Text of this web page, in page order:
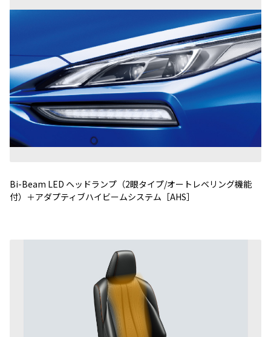
Bi-Beam LED ヘッドランプ（2眼タイプ/オートレベリング機能
付）＋アダプティブハイビームシステム［AHS］